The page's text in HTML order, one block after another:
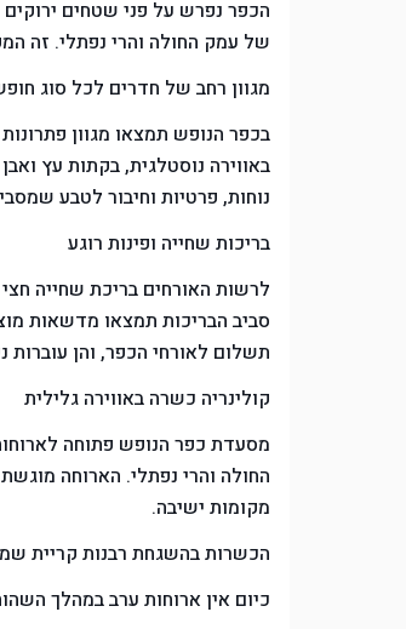
הכפר נפרש על פני שטחים
של עמק החולה והרי נפתלי. זה
מגוון רחב של חדרים לכל סוג
בכפר הנופש תמצאו מגוון
באווירה נוסטלגית, בקתות עץ
נוחות, פרטיות וחיבור לטבע
בריכות שחייה ופינות רוגע
סביב הבריכות תמצאו מדשאות
תשלום לאורחי הכפר, והן עוברות
קולינריה כשרה באווירה גלילית
מסעדת כפר הנופש פתוחה
מקומות ישיבה.
הכשרות בהשגחת רבנות קריית
כיום אין ארוחות ערב במהלך